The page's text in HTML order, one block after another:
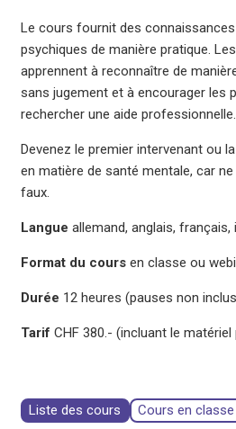
Le cours fournit des
psychiques de manière pratique.
apprennent à reconnaître de
sans jugement et à encourager les
rechercher une aide professionnelle.
Devenez le premier intervenant ou
en matière de santé mentale, car
faux.
Langue allemand, anglais, français,
Format du cours en classe ou
Durée 12 heures (pauses non
Tarif CHF 380.- (incluant le matériel
Liste des cours Cours en classe